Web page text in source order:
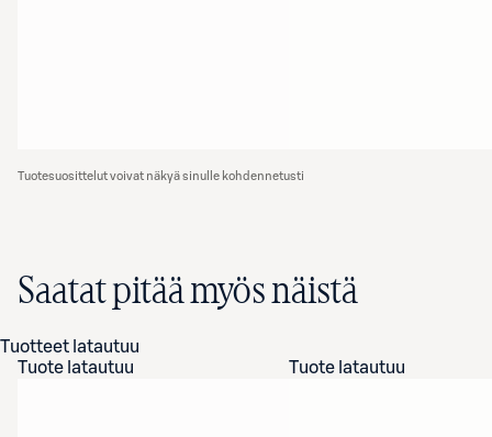
Tuotesuosittelut voivat näkyä sinulle kohdennetusti
Saatat pitää myös näistä
Tuotteet latautuu
Tuote latautuu
Tuote latautuu